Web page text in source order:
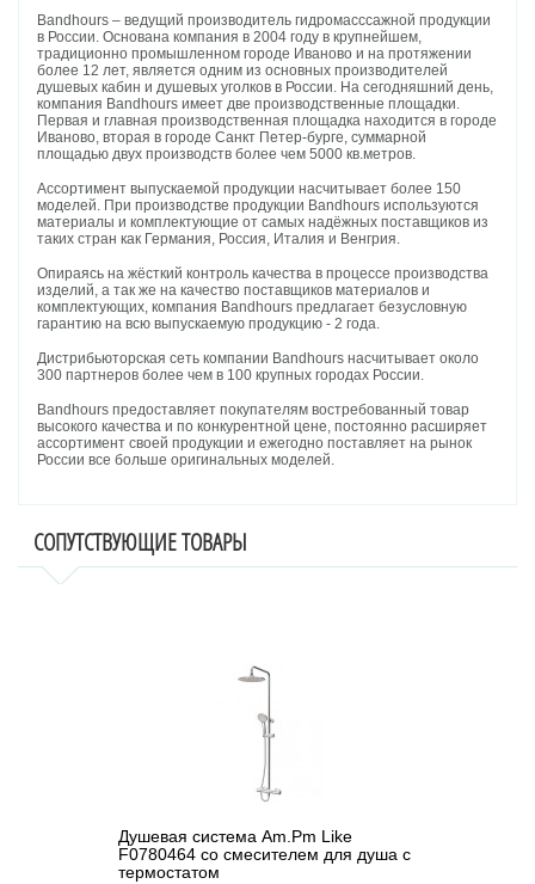
Bandhours – ведущий производитель гидромасссажной продукции
в России. Основана компания в 2004 году в крупнейшем,
традиционно промышленном городе Иваново и на протяжении
более 12 лет, является одним из основных производителей
душевых кабин и душевых уголков в России. На сегодняшний день,
компания Bandhours имеет две производственные площадки.
Первая и главная производственная площадка находится в городе
Иваново, вторая в городе Санкт Петер-бурге, суммарной
площадью двух производств более чем 5000 кв.метров.
Ассортимент выпускаемой продукции насчитывает более 150
моделей. При производстве продукции Bandhours используются
материалы и комплектующие от самых надёжных поставщиков из
таких стран как Германия, Россия, Италия и Венгрия.
Опираясь на жёсткий контроль качества в процессе производства
изделий, а так же на качество поставщиков материалов и
комплектующих, компания Bandhours предлагает безусловную
гарантию на всю выпускаемую продукцию - 2 года.
Дистрибьюторская сеть компании Bandhours насчитывает около
300 партнеров более чем в 100 крупных городах России.
Bandhours предоставляет покупателям востребованный товар
высокого качества и по конкурентной цене, постоянно расширяет
ассортимент своей продукции и ежегодно поставляет на рынок
России все больше оригинальных моделей.
СОПУТСТВУЮЩИЕ ТОВАРЫ
Душевая система Am.Pm Like
F0780464 со смесителем для душа с
термостатом